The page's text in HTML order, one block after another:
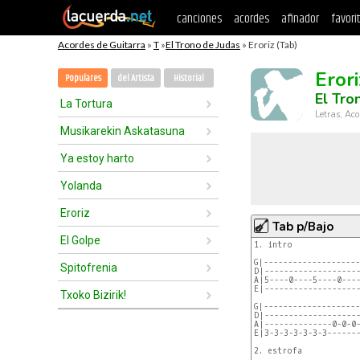
canciones acordes afinador
Acordes de Guitarra » T »El Trono de Judas » Eroriz (Tab)
Populares del Artista Historial
La Tortura
Musikarekin Askatasuna
Ya estoy harto
Yolanda
Eroriz
El Golpe
Spitofrenia
Txoko Bizirik!
El
Letras,
Tab p/Bajo
1. intro
G|--------------------
D|--------------------
A|5----0----5----0----
E|--------------------
A|--------------0-0-0-
E|3-3-3-3-3-3-
2. estrofa